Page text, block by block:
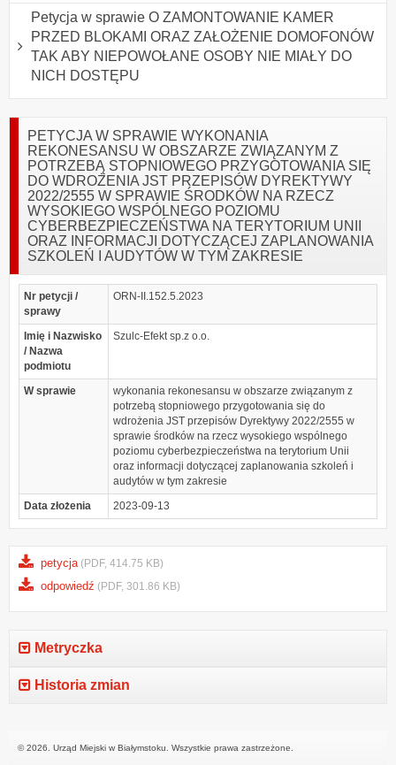
Petycja w sprawie O ZAMONTOWANIE KAMER
PRZED BLOKAMI ORAZ ZAŁOŻENIE DOMOFONÓW
TAK ABY NIEPOWOŁANE OSOBY NIE MIAŁY DO
NICH DOSTĘPU
PETYCJA W SPRAWIE WYKONANIA
REKONESANSU W OBSZARZE ZWIĄZANYM Z
POTRZEBĄ STOPNIOWEGO PRZYGOTOWANIA SIĘ
DO WDROŻENIA JST PRZEPISÓW DYREKTYWY
2022/2555 W SPRAWIE ŚRODKÓW NA RZECZ
WYSOKIEGO WSPÓLNEGO POZIOMU
CYBERBEZPIECZEŃSTWA NA TERYTORIUM UNII
ORAZ INFORMACJI DOTYCZĄCEJ ZAPLANOWANIA
SZKOLEŃ I AUDYTÓW W TYM ZAKRESIE
Nr petycji /
sprawy
ORN-II.152.5.2023
Imię i Nazwisko
/ Nazwa
podmiotu
Szulc-Efekt sp.z o.o.
W sprawie
wykonania rekonesansu w obszarze związanym z
potrzebą stopniowego przygotowania się do
wdrożenia JST przepisów Dyrektywy 2022/2555 w
sprawie środków na rzecz wysokiego wspólnego
poziomu cyberbezpieczeństwa na terytorium Unii
oraz informacji dotyczącej zaplanowania szkoleń i
audytów w tym zakresie
Data złożenia
2023-09-13
petycja (PDF, 414.75 KB)
odpowiedź (PDF, 301.86 KB)
Metryczka
Historia zmian
© 2026. Urząd Miejski w Białymstoku. Wszystkie prawa zastrzeżone.